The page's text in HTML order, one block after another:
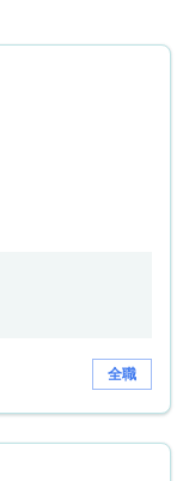
全職